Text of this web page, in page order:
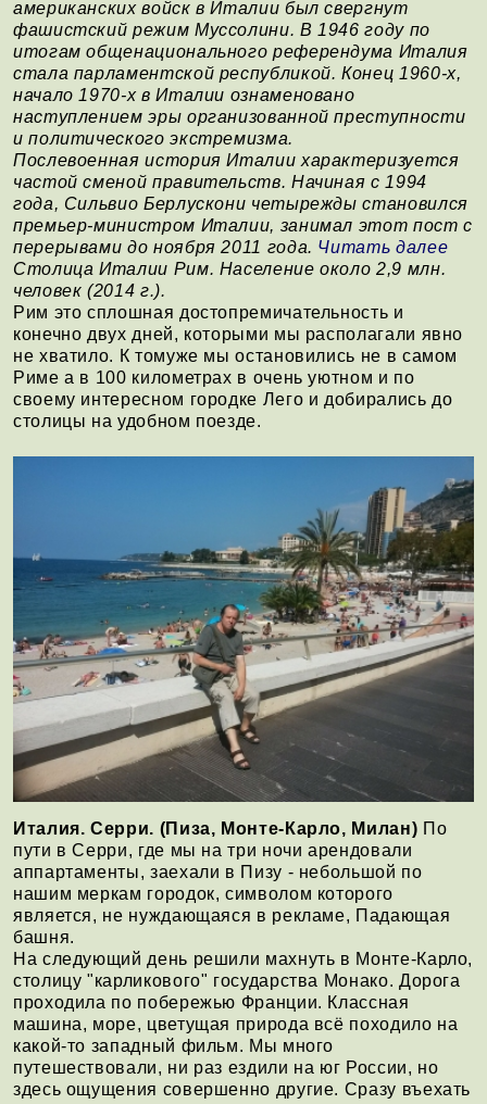
американских войск в Италии был свергнут
фашистский режим Муссолини. В 1946 году по
итогам общенационального референдума Италия
стала парламентской республикой. Конец 1960-х,
начало 1970-х в Италии ознаменовано
наступлением эры организованной преступности
и политического экстремизма.
Послевоенная история Италии характеризуется
частой сменой правительств. Начиная с 1994
года, Сильвио Берлускони четырежды становился
премьер-министром Италии, занимал этот пост с
перерывами до ноября 2011 года. Читать далее
Столица Италии Рим. Население около 2,9 млн.
человек (2014 г.).
Рим это сплошная достопремичательность и
конечно двух дней, которыми мы располагали явно
не хватило. К томуже мы остановились не в самом
Риме а в 100 километрах в очень уютном и по
своему интересном городке Лего и добирались до
столицы на удобном поезде.
Италия. Серри. (Пиза, Монте-Карло, Милан) По
пути в Серри, где мы на три ночи арендовали
аппартаменты, заехали в Пизу - небольшой по
нашим меркам городок, символом которого
является, не нуждающаяся в рекламе, Падающая
башня.
На следующий день решили махнуть в Монте-Карло,
столицу "карликового" государства Монако. Дорога
проходила по побережью Франции. Классная
машина, море, цветущая природа всё походило на
какой-то западный фильм. Мы много
путешествовали, ни раз ездили на юг России, но
здесь ощущения совершенно другие. Сразу въехать